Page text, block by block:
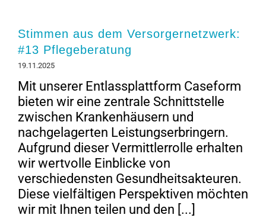
Stimmen aus dem Versorgernetzwerk:
#13 Pflegeberatung
19.11.2025
Mit unserer Entlassplattform Caseform
bieten wir eine zentrale Schnittstelle
zwischen Krankenhäusern und
nachgelagerten Leistungserbringern.
Aufgrund dieser Vermittlerrolle erhalten
wir wertvolle Einblicke von
verschiedensten Gesundheitsakteuren.
Diese vielfältigen Perspektiven möchten
wir mit Ihnen teilen und den [...]